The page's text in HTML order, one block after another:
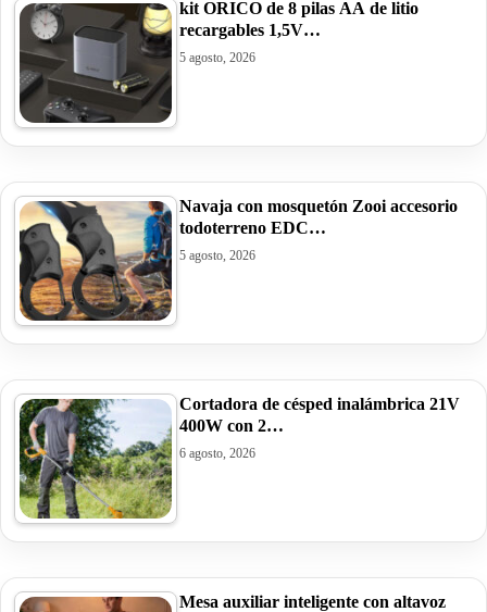
kit ORICO de 8 pilas AA de litio
recargables 1,5V…
5 agosto, 2026
Navaja con mosquetón Zooi accesorio
todoterreno EDC…
5 agosto, 2026
Cortadora de césped inalámbrica 21V
400W con 2…
6 agosto, 2026
Mesa auxiliar inteligente con altavoz